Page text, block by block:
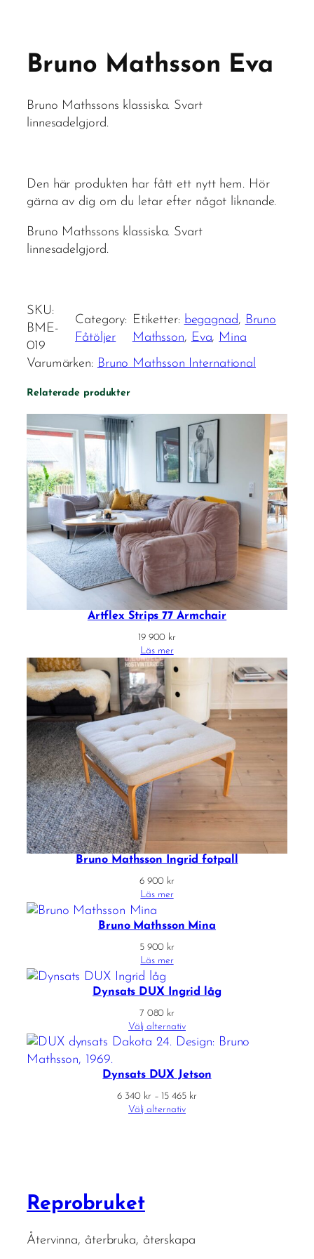
Bruno Mathsson Eva
Bruno Mathssons klassiska. Svart
linnesadelgjord.
Den här produkten har fått ett nytt hem. Hör
gärna av dig om du letar efter något liknande.
Bruno Mathssons klassiska. Svart
linnesadelgjord.
SKU:
BME-
019
Category:
Fåtöljer
Etiketter: begagnad, Bruno
Mathsson, Eva, Mina
Varumärken: Bruno Mathsson International
Relaterade produkter
Artflex Strips 77 Armchair
19 900 kr
Läs mer
Bruno Mathsson Ingrid fotpall
6 900 kr
Läs mer
Bruno Mathsson Mina
5 900 kr
Läs mer
Dynsats DUX Ingrid låg
7 080 kr
Välj alternativ
Dynsats DUX Jetson
6 340 kr – 15 465 krPrisintervall:
Välj alternativ
Reprobruket
Återvinna, återbruka, återskapa